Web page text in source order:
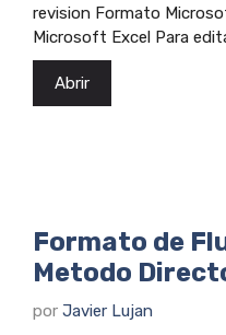
revision Formato
Microsoft Excel Para
Abrir
Formato de
Metodo
por Javier Lujan